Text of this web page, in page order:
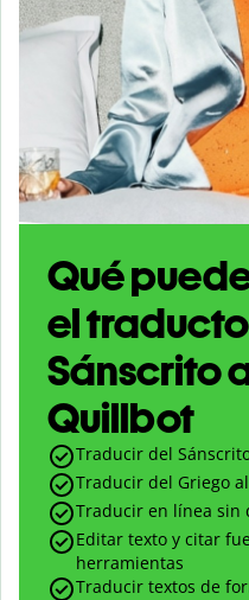
Qué
el
Sánscrito
Quillbot
Traducir del
Traducir del Griego
Traducir en línea sin
Editar texto y citar
herramientas
Traducir textos de